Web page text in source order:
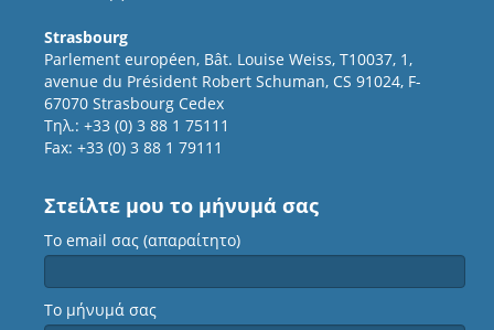
Strasbourg
Parlement européen, Bât. Louise Weiss, T10037, 1,
avenue du Président Robert Schuman, CS 91024, F-
67070 Strasbourg Cedex
Τηλ.: +33 (0) 3 88 1 75111
Fax: +33 (0) 3 88 1 79111
Στείλτε μου το μήνυμά σας
Το email σας (απαραίτητο)
Το μήνυμά σας